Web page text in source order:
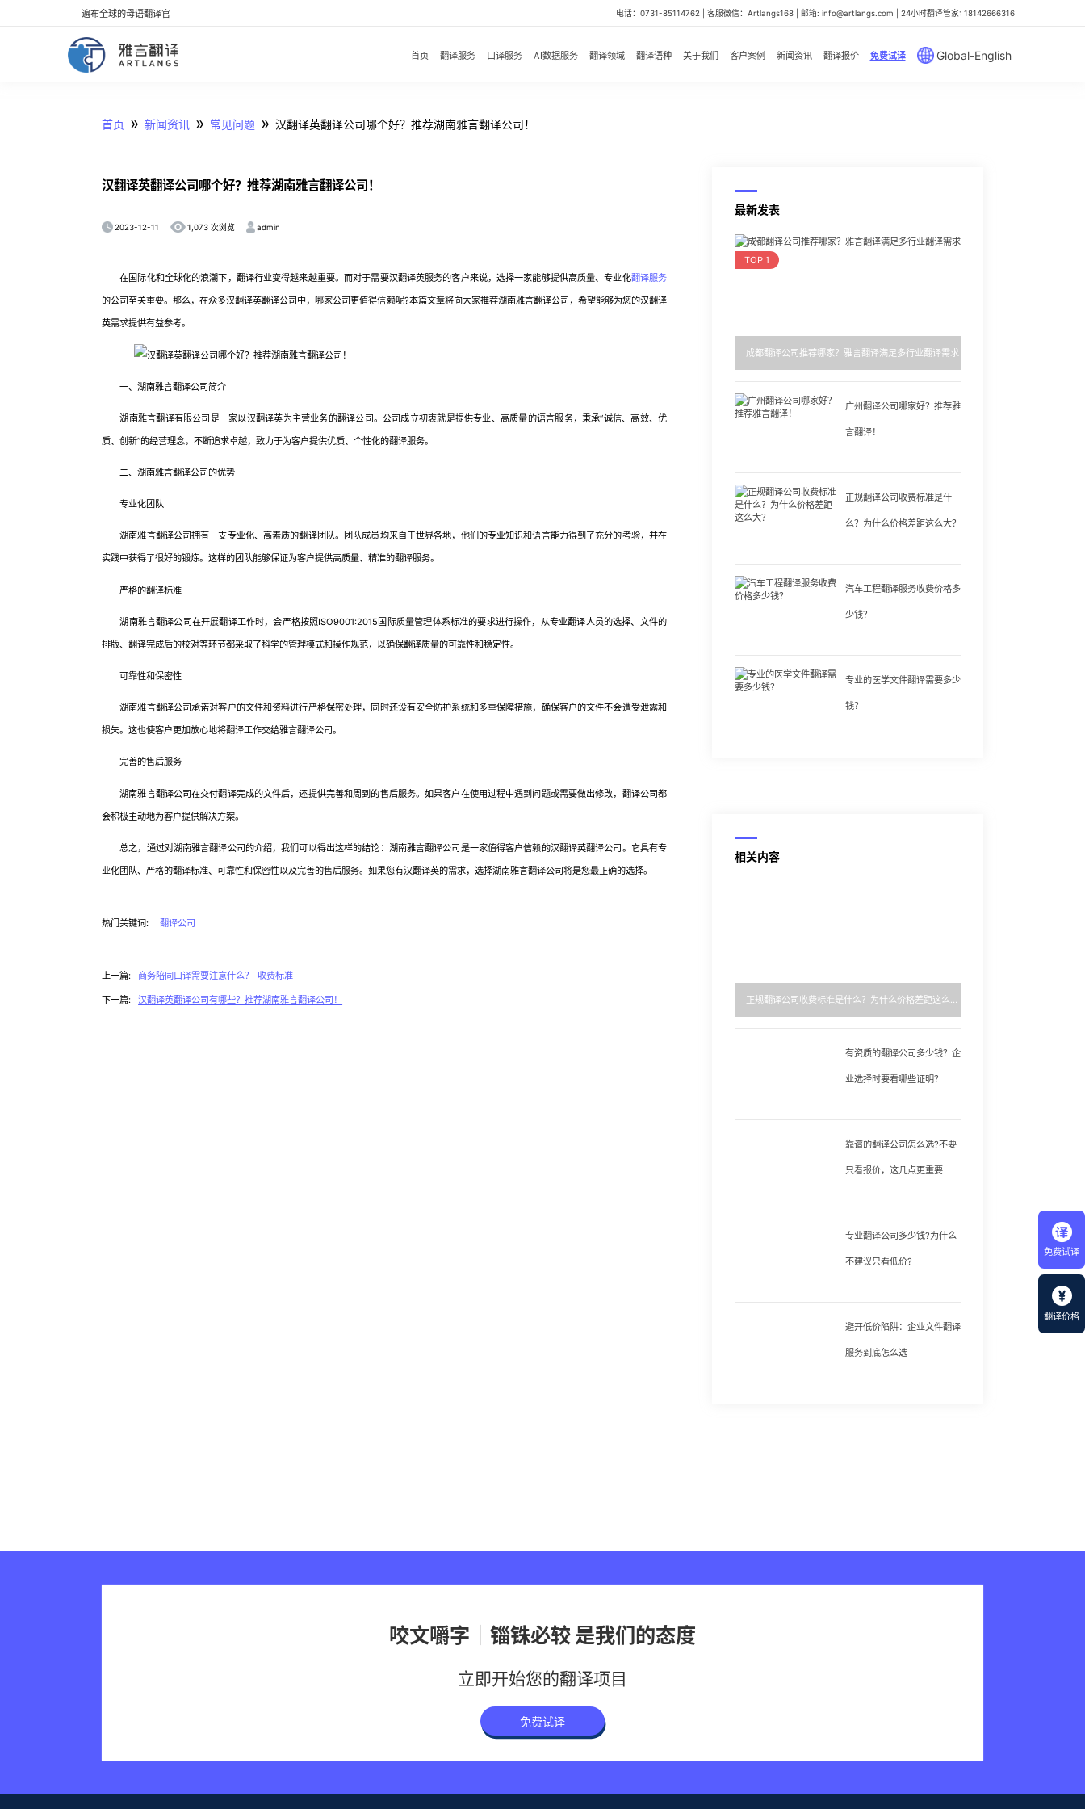
免费试译
翻译价格
遍布全球的母语翻译官 电话：0731-85114762 | 客服微信：Artlangs168 | 邮箱: info@artlangs.com | 24小时翻译管家: 18142666316
首页 翻译服务 口译服务 AI数据服务 翻译领域 翻译语种 关于我们 客户案例 新闻资讯 翻译报价 免费试译 Global-English
首页 » 新闻资讯 » 常见问题 » 汉翻译英翻译公司哪个好？推荐湖南雅言翻译公司！
汉翻译英翻译公司哪个好？推荐湖南雅言翻译公司！
2023-12-11 1,073 次浏览 admin
在国际化和全球化的浪潮下，翻译行业变得越来越重要。而对于需要汉翻译英服务的客户来说，选择一家能够提供高质量、专业化翻译服务
的公司至关重要。那么，在众多汉翻译英翻译公司中，哪家公司更值得信赖呢?本篇文章将向大家推荐湖南雅言翻译公司，希望能够为您的汉翻译
英需求提供有益参考。
一、湖南雅言翻译公司简介
湖南雅言翻译有限公司是一家以汉翻译英为主营业务的翻译公司。公司成立初衷就是提供专业、高质量的语言服务，秉承“诚信、高效、优
质、创新”的经营理念，不断追求卓越，致力于为客户提供优质、个性化的翻译服务。
二、湖南雅言翻译公司的优势
专业化团队
湖南雅言翻译公司拥有一支专业化、高素质的翻译团队。团队成员均来自于世界各地，他们的专业知识和语言能力得到了充分的考验，并在
实践中获得了很好的锻炼。这样的团队能够保证为客户提供高质量、精准的翻译服务。
严格的翻译标准
湖南雅言翻译公司在开展翻译工作时，会严格按照ISO9001:2015国际质量管理体系标准的要求进行操作，从专业翻译人员的选择、文件的
排版、翻译完成后的校对等环节都采取了科学的管理模式和操作规范，以确保翻译质量的可靠性和稳定性。
可靠性和保密性
湖南雅言翻译公司承诺对客户的文件和资料进行严格保密处理，同时还设有安全防护系统和多重保障措施，确保客户的文件不会遭受泄露和
损失。这也使客户更加放心地将翻译工作交给雅言翻译公司。
完善的售后服务
湖南雅言翻译公司在交付翻译完成的文件后，还提供完善和周到的售后服务。如果客户在使用过程中遇到问题或需要做出修改，翻译公司都
会积极主动地为客户提供解决方案。
总之，通过对湖南雅言翻译公司的介绍，我们可以得出这样的结论：湖南雅言翻译公司是一家值得客户信赖的汉翻译英翻译公司。它具有专
业化团队、严格的翻译标准、可靠性和保密性以及完善的售后服务。如果您有汉翻译英的需求，选择湖南雅言翻译公司将是您最正确的选择。
热门关键词: 翻译公司
上一篇: 商务陪同口译需要注意什么？-收费标准
下一篇: 汉翻译英翻译公司有哪些？推荐湖南雅言翻译公司！
最新发表
TOP 1
成都翻译公司推荐哪家？雅言翻译满足多行业翻译需求
广州翻译公司哪家好？推荐雅
言翻译！
正规翻译公司收费标准是什
么？为什么价格差距这么大？
汽车工程翻译服务收费价格多
少钱？
专业的医学文件翻译需要多少
钱？
相关内容
正规翻译公司收费标准是什么？为什么价格差距这么大？
有资质的翻译公司多少钱？企
业选择时要看哪些证明？
靠谱的翻译公司怎么选?不要
只看报价，这几点更重要
专业翻译公司多少钱?为什么
不建议只看低价?
避开低价陷阱：企业文件翻译
服务到底怎么选
咬文嚼字｜锱铢必较 是我们的态度
立即开始您的翻译项目
免费试译